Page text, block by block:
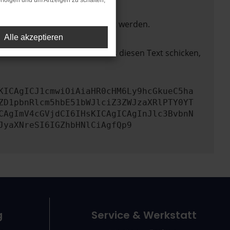
nicht mehr unterstützt werden.
zu beheben. Du kannst uns diesen Text schicken,
Service & Werkstatt
Alle akzeptieren